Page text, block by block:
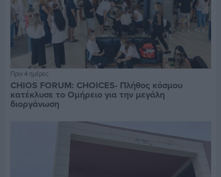
Πριν 4 ημέρες
CHIOS FORUM: CHOICES- Πλήθος κόσμου
κατέκλυσε το Ομήρειο για την μεγάλη
διοργάνωση